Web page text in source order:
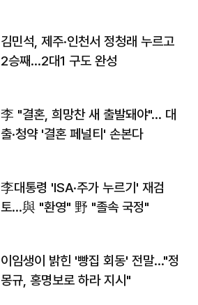
김민석, 제주·인천서 정청래 누르고
2승째…2대1 구도 완성
李 "결혼, 희망찬 새 출발돼야"… 대
출·청약 '결혼 페널티' 손본다
李대통령 'ISA·주가 누르기' 재검
토…與 "환영" 野 "졸속 국정"
이임생이 밝힌 '빵집 회동' 전말…"정
몽규, 홍명보로 하라 지시"